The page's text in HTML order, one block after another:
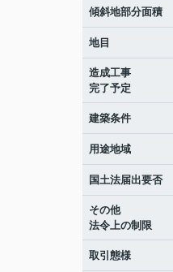
傾斜地部分面積
地目
造成工事
完了予定
建築条件
用途地域
国土法届出要否
その他
法令上の制限
取引態様